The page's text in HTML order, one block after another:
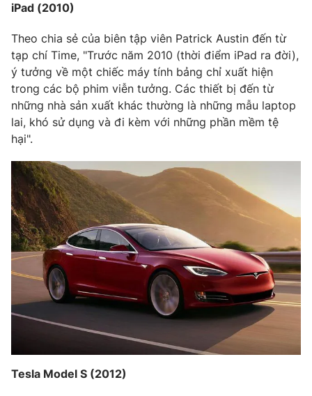
VTV4
VTV9 VTV8
Liên hệ tòa soạn English
THỜI BÁO VTV
Theo dõi báo trên
Cơ quan chủ quản:Đài Truyền hình Việt Nam
Cơ quan báo chí:
Thời báo VTV
Giấy phép hoạt động báo in và báo điện tử số 483/GP-BTTTT
cấp ngày 29/12/2023
Tổng Biên tập:
Vũ Thanh Thủy
Phó Tổng Biên tập: Nguyễn Thị Mỹ Hạnh, Phạm Quốc Thắng,
Nguyễn Trọng Ninh
Tổng đài VTV: 024.38 355 931 - 024.38 355 932
iPad (2010)
Theo chia sẻ của biên tập viên Patrick Austin đến từ
tạp chí Time, "Trước năm 2010 (thời điểm iPad ra đời),
ý tưởng về một chiếc máy tính bảng chỉ xuất hiện
trong các bộ phim viễn tưởng. Các thiết bị đến từ
những nhà sản xuất khác thường là những mẫu laptop
lai, khó sử dụng và đi kèm với những phần mềm tệ
hại".
Tesla Model S (2012)